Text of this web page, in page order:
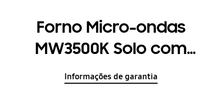
Forno Micro-ondas
MW3500K Solo com
Função Quick Defrost,
Informações de garantia